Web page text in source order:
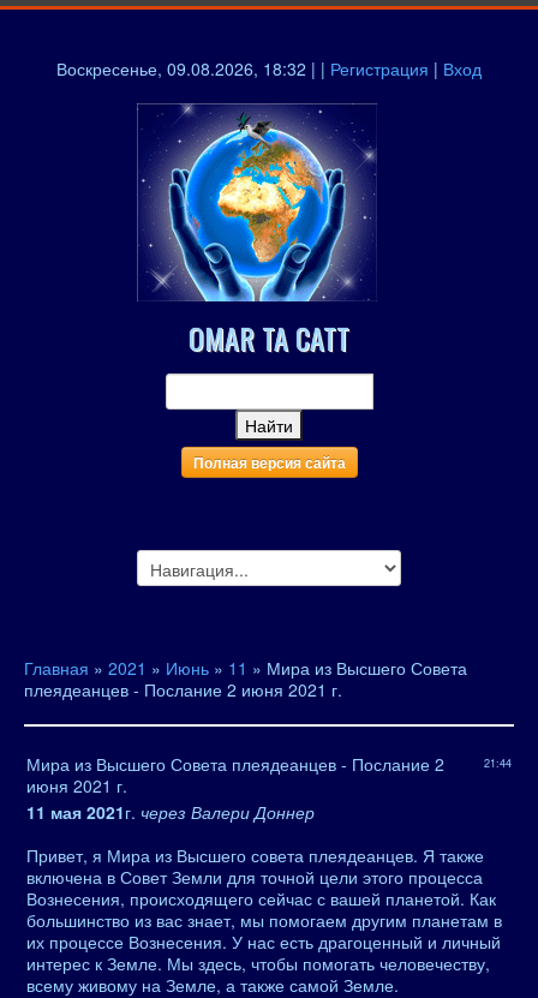
Воскресенье, 09.08.2026, 18:32 | | Регистрация | Вход
OMAR TA CATT
Полная версия сайта
Главная » 2021 » Июнь » 11 » Мира из Высшего Совета
плеядеанцев - Послание 2 июня 2021 г.
21:44
Мира из Высшего Совета плеядеанцев - Послание 2
июня 2021 г.
11 мая 2021г. через Валери Доннер
Привет, я Мира из Высшего совета плеядеанцев. Я также
включена в Совет Земли для точной цели этого процесса
Вознесения, происходящего сейчас с вашей планетой. Как
большинство из вас знает, мы помогаем другим планетам в
их процессе Вознесения. У нас есть драгоценный и личный
интерес к Земле. Мы здесь, чтобы помогать человечеству,
всему живому на Земле, а также самой Земле.